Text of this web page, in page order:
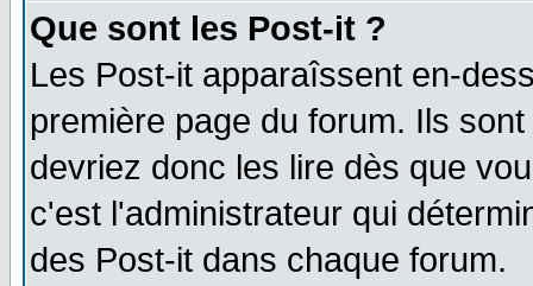
Que sont les Post-it ?
Les Post-it apparaîssent en-
première page du forum. Ils
devriez donc les lire dès que
c'est l'administrateur qui
des Post-it dans chaque forum.